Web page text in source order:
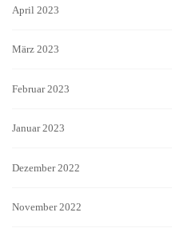
April 2023
März 2023
Februar 2023
Januar 2023
Dezember 2022
November 2022